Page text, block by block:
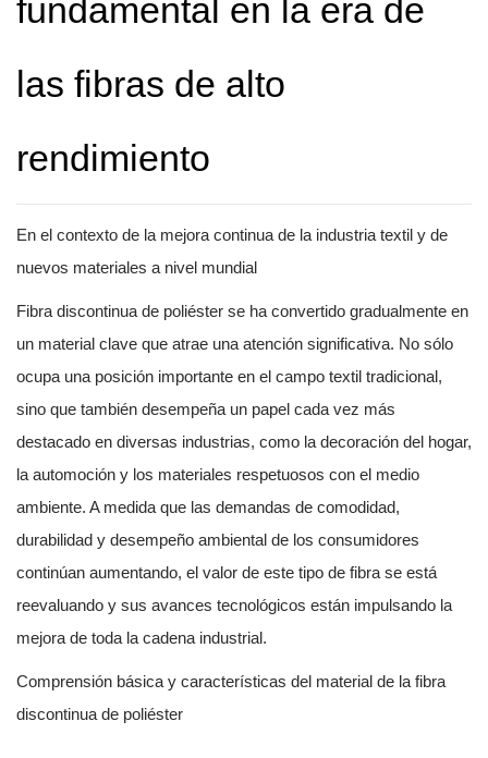
fundamental en la era de
las fibras de alto
rendimiento
En el contexto de la mejora continua de la industria textil y de
nuevos materiales a nivel mundial
Fibra discontinua de poliéster se ha convertido gradualmente en
un material clave que atrae una atención significativa. No sólo
ocupa una posición importante en el campo textil tradicional,
sino que también desempeña un papel cada vez más
destacado en diversas industrias, como la decoración del hogar,
la automoción y los materiales respetuosos con el medio
ambiente. A medida que las demandas de comodidad,
durabilidad y desempeño ambiental de los consumidores
continúan aumentando, el valor de este tipo de fibra se está
reevaluando y sus avances tecnológicos están impulsando la
mejora de toda la cadena industrial.
Comprensión básica y características del material de la fibra
discontinua de poliéster